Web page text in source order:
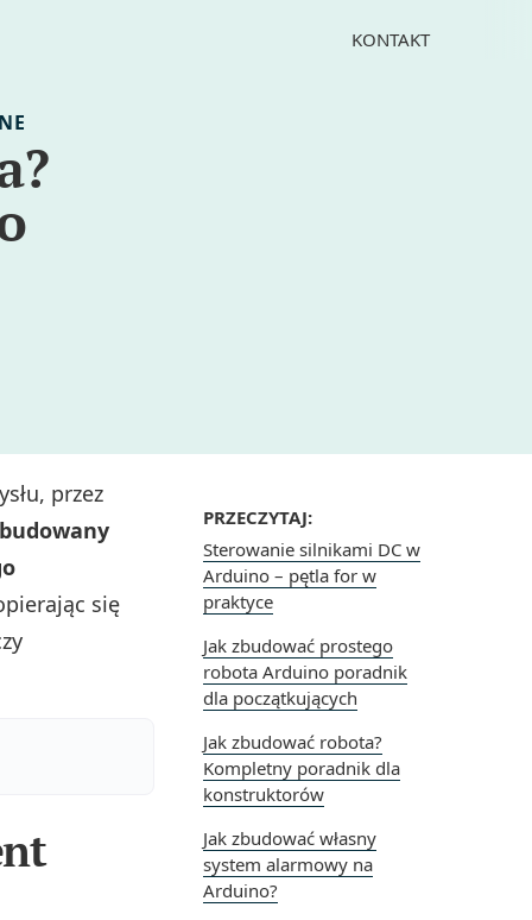
KONTAKT
PRZECZYTAJ:
Sterowanie silnikami DC w
Arduino – pętla for w
praktyce
Jak zbudować prostego
robota Arduino poradnik
dla początkujących
Jak zbudować robota?
Kompletny poradnik dla
konstruktorów
Jak zbudować własny
system alarmowy na
Arduino?
przez
się